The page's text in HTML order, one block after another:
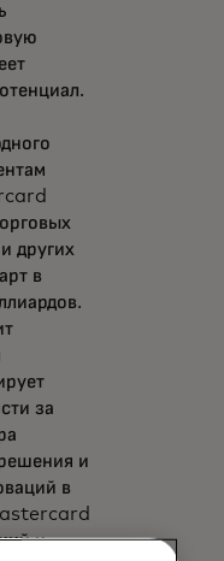
других
в
за
и
в
и